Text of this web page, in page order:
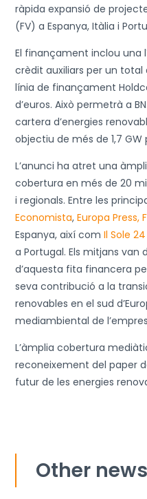
ràpida expansió de
(FV) a Espanya, Itàlia i
El finançament inclou una
crèdit auxiliars per un total
línia de finançament
d’euros. Això permetrà a
cartera d’energies
objectiu de més de 1,7 GW
L’anunci ha atret una
cobertura en més de 20
i regionals. Entre les
Economista,Europa Press,
Espanya, així com Il Sole
a Portugal. Els mitjans
d’aquesta fita financera
seva contribució a la
renovables en el sud
mediambiental de
L’àmplia cobertura
reconeixement del paper
futur de les energies
Other news